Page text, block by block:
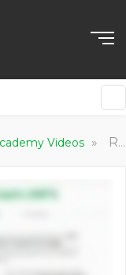
Videos » Reaching Engagement Science Based Targets